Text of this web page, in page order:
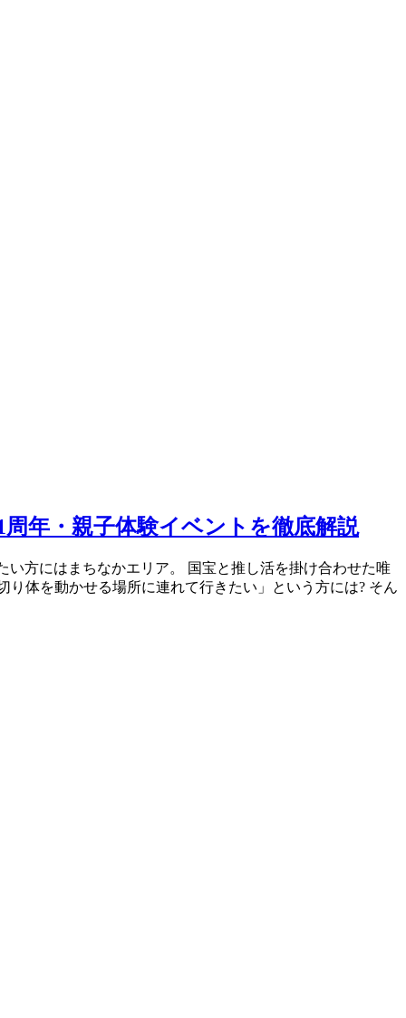
年・親子体験イベントを徹底解説
方にはまちなかエリア。 国宝と推し活を掛け合わせた唯
体を動かせる場所に連れて行きたい」という方には? そん